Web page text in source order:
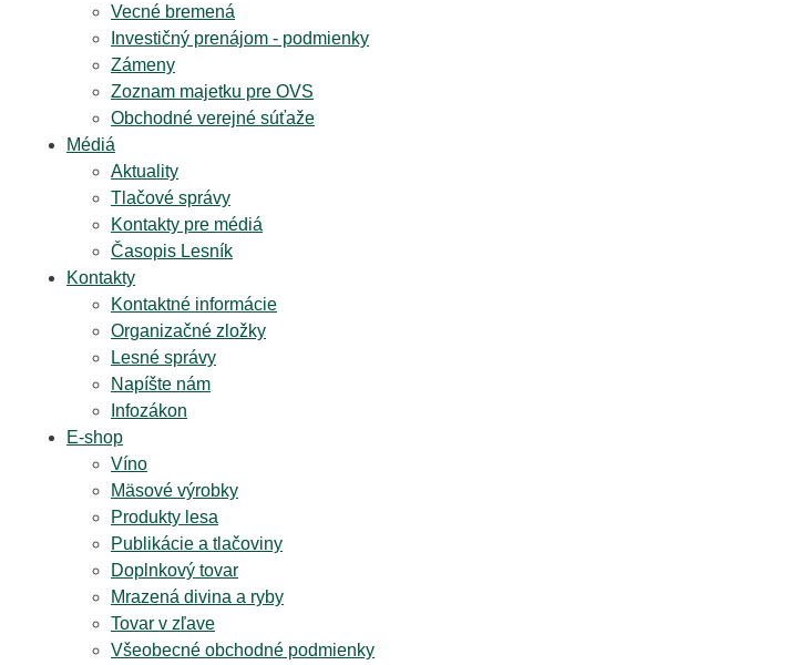
Vecné bremená
Investičný prenájom - podmienky
Zámeny
Zoznam majetku pre OVS
Obchodné verejné súťaže
Médiá
Aktuality
Tlačové správy
Kontakty pre médiá
Časopis Lesník
Kontakty
Kontaktné informácie
Organizačné zložky
Lesné správy
Napíšte nám
Infozákon
E-shop
Víno
Mäsové výrobky
Produkty lesa
Publikácie a tlačoviny
Doplnkový tovar
Mrazená divina a ryby
Tovar v zľave
Všeobecné obchodné podmienky